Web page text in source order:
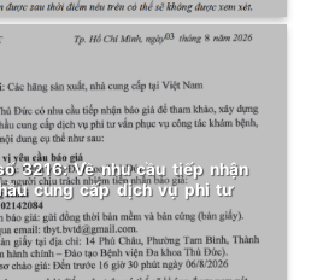
3216: Về nhu cầu tiếp nhận
cung cấp dịch vụ phi tư